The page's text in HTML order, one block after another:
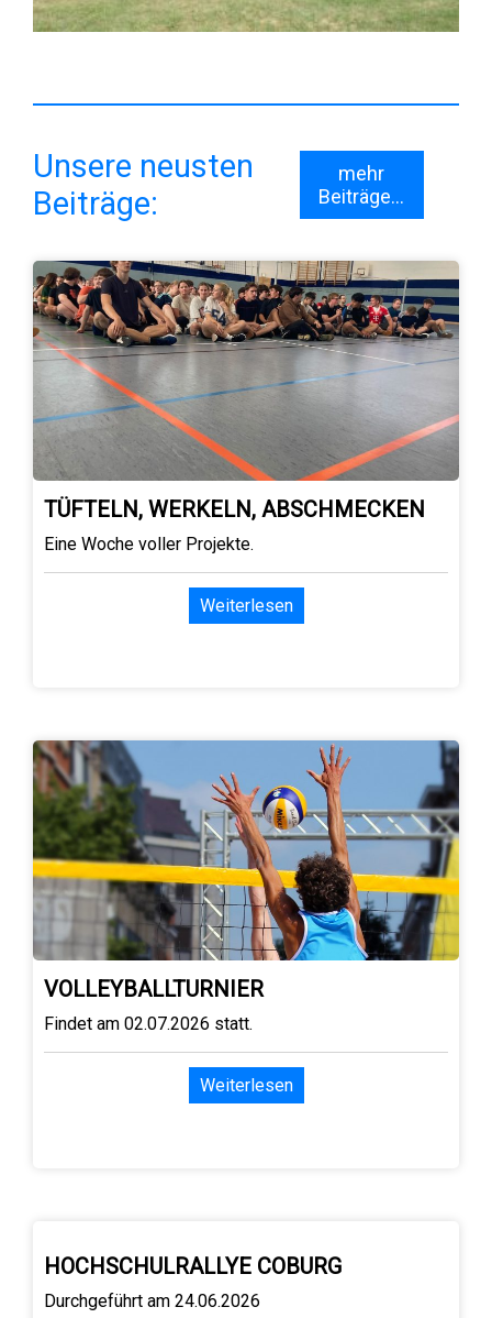
Unsere neusten
Beiträge:
mehr
Beiträge...
TÜFTELN, WERKELN, ABSCHMECKEN
Eine Woche voller Projekte.
Weiterlesen
VOLLEYBALLTURNIER
Findet am 02.07.2026 statt.
Weiterlesen
HOCHSCHULRALLYE COBURG
Durchgeführt am 24.06.2026